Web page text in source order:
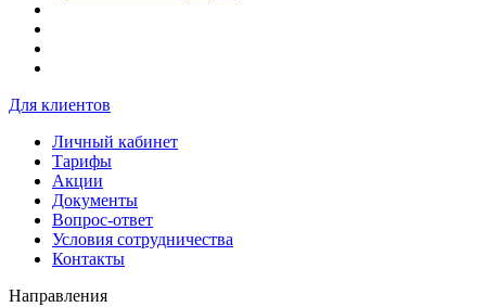
Для клиентов
Личный кабинет
Тарифы
Акции
Документы
Вопрос-ответ
Условия сотрудничества
Контакты
Направления